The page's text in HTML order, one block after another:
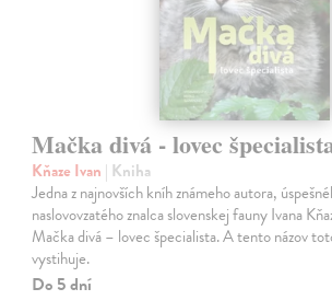
Mačka divá - lovec
Kňaze Ivan | Kniha
Jedna z najnovších kníh známeho autora,
naslovovzatého znalca slovenskej fauny Ivana
Mačka divá – lovec špecialista. A tento názov
vystihuje.
Do 5 dní